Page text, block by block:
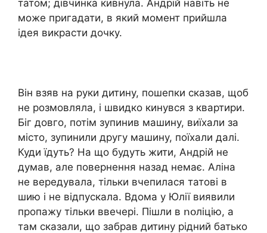
татом; дівчинка кивнула. Андрій навіть не
може пригадати, в який момент прийшла
ідея викрасти дочку.
Він взяв на руки дитину, пошепки сказав, щоб
не розмовляла, і швидко кинувся з квартири.
Біг довго, потім зупинив машину, виїхали за
місто, зупинили другу машину, поїхали далі.
Куди їдуть? На що будуть жити, Андрій не
думав, але повернення назад немає. Аліна
не вередувала, тільки вчепилася татові в
шию і не відпускала. Вдома у Юлії виявили
пропажу тільки ввечері. Пішли в ոօліцію, а
там сказали, що забрав дитину рідний батько